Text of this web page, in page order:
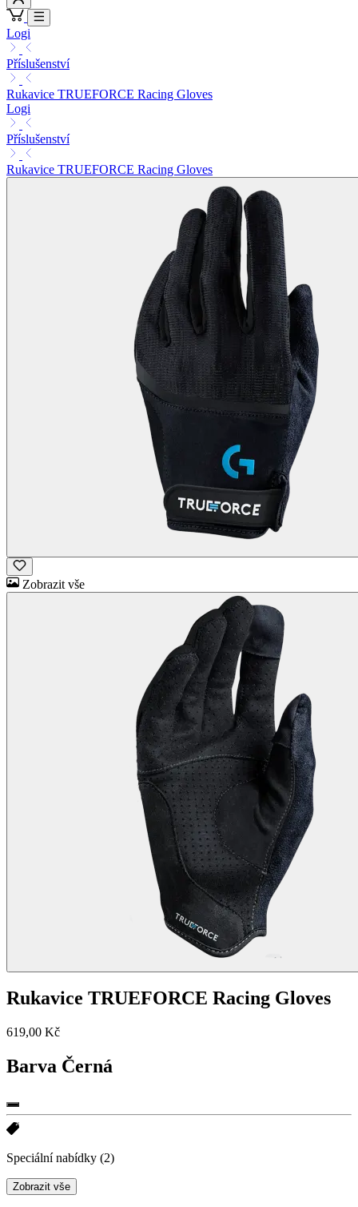
Logi
Příslušenství
Rukavice TRUEFORCE Racing Gloves
Logi
Příslušenství
Rukavice TRUEFORCE Racing Gloves
Zobrazit vše
Rukavice TRUEFORCE Racing Gloves
619,00 Kč
Barva Černá
Speciální nabídky (2)
Zobrazit vše